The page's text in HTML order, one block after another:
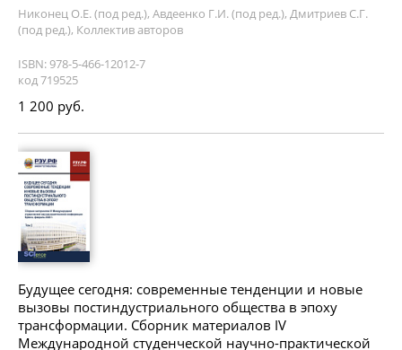
Никонец О.Е. (под ред.), Авдеенко Г.И. (под ред.), Дмитриев С.Г.
(под ред.), Коллектив авторов
ISBN: 978-5-466-12012-7
код 719525
1 200 руб.
Будущее сегодня: современные тенденции и новые
вызовы постиндустриального общества в эпоху
трансформации. Сборник материалов IV
Международной студенческой научно-практической